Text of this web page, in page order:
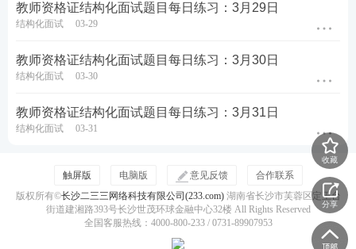
教师资格证结构化面试题目每日练习：3月29日
结构化面试 03-29
教师资格证结构化面试题目每日练习：3月30日
结构化面试 03-30
教师资格证结构化面试题目每日练习：3月31日
结构化面试 03-31
触屏版 电脑版 意见反馈
合作联系
版权所有©长沙二三三网络科技有限公司(233.com)湖南省长沙市芙蓉区定王台
街道建湘路393号长沙世茂环球金融中心32楼 All Rights Reserved
全国客服热线：4000-800-233 / 0731-89907953
收藏
分享